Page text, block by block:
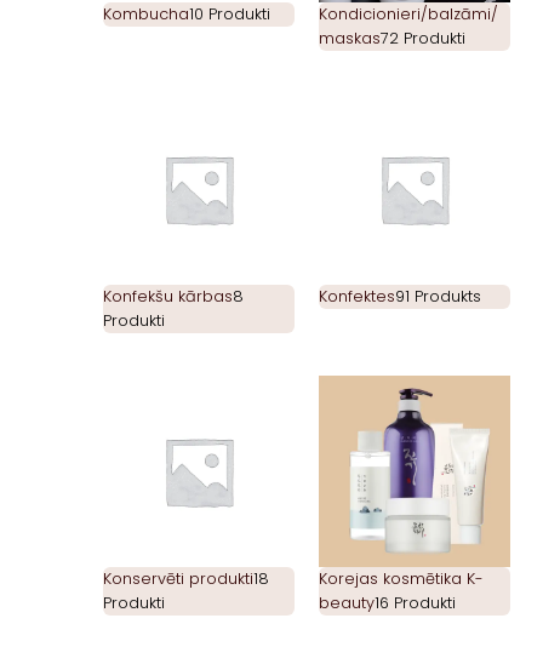
Kombucha10 Produkti
Kondicionieri/balzāmi/
maskas72 Produkti
Konfekšu kārbas8
Produkti
Konfektes91 Produkts
Konservēti produkti18
Produkti
Korejas kosmētika K-
beauty16 Produkti